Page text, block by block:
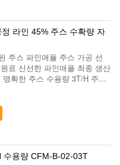
라인 45% 주스 수확량 자
주스 파인애플 주스 가공 선
료 신선한 파인애플 최종 생산
확한 주스 수용량 3T/H 주스
...
수용량 CFM-B-02-03T